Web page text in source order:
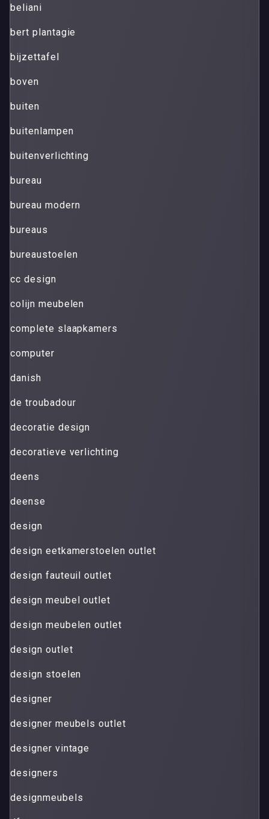
beliani
bert plantagie
bijzettafel
boven
buiten
buitenlampen
buitenverlichting
bureau
bureau modern
bureaus
bureaustoelen
cc design
colijn meubelen
complete slaapkamers
computer
danish
de troubadour
decoratie design
decoratieve verlichting
deens
deense
design
design eetkamerstoelen outlet
design fauteuil outlet
design meubel outlet
design meubelen outlet
design outlet
design stoelen
designer
designer meubels outlet
designer vintage
designers
designmeubels